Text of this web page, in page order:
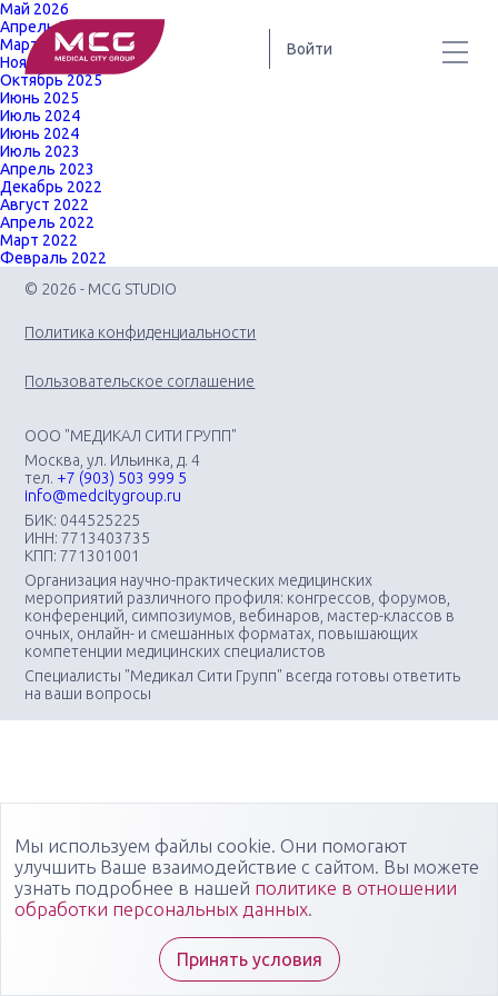
Войти
Май 2026
Апрель 2026
Март 2026
Ноябрь 2025
Октябрь 2025
Июнь 2025
Июль 2024
Июнь 2024
Июль 2023
Апрель 2023
Декабрь 2022
Август 2022
Апрель 2022
Март 2022
Февраль 2022
© 2026 - MCG STUDIO
Политика конфиденциальности
Пользовательское соглашение
ООО "МЕДИКАЛ СИТИ ГРУПП"
Москва, ул. Ильинка, д. 4
тел. +7 (903) 503 999 5
info@medcitygroup.ru
БИК: 044525225
ИНН: 7713403735
КПП: 771301001
Организация научно-практических медицинских
мероприятий различного профиля: конгрессов, форумов,
конференций, симпозиумов, вебинаров, мастер-классов в
очных, онлайн- и смешанных форматах, повышающих
компетенции медицинских специалистов
Специалисты "Медикал Сити Групп" всегда готовы ответить
на ваши вопросы
Мы используем файлы cookie. Они помогают
улучшить Ваше взаимодействие с сайтом. Вы можете
узнать подробнее в нашей политике в отношении
обработки персональных данных.
Принять условия